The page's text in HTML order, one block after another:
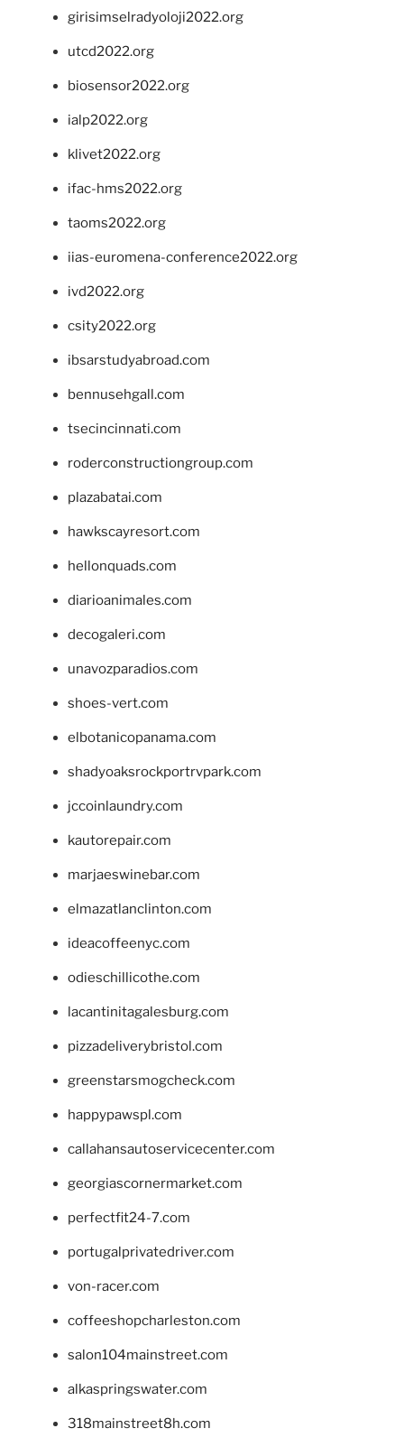
girisimselradyoloji2022.org
utcd2022.org
biosensor2022.org
ialp2022.org
klivet2022.org
ifac-hms2022.org
taoms2022.org
iias-euromena-conference2022.org
ivd2022.org
csity2022.org
ibsarstudyabroad.com
bennusehgall.com
tsecincinnati.com
roderconstructiongroup.com
plazabatai.com
hawkscayresort.com
hellonquads.com
diarioanimales.com
decogaleri.com
unavozparadios.com
shoes-vert.com
elbotanicopanama.com
shadyoaksrockportrvpark.com
jccoinlaundry.com
kautorepair.com
marjaeswinebar.com
elmazatlanclinton.com
ideacoffeenyc.com
odieschillicothe.com
lacantinitagalesburg.com
pizzadeliverybristol.com
greenstarsmogcheck.com
happypawspl.com
callahansautoservicecenter.com
georgiascornermarket.com
perfectfit24-7.com
portugalprivatedriver.com
von-racer.com
coffeeshopcharleston.com
salon104mainstreet.com
alkaspringswater.com
318mainstreet8h.com